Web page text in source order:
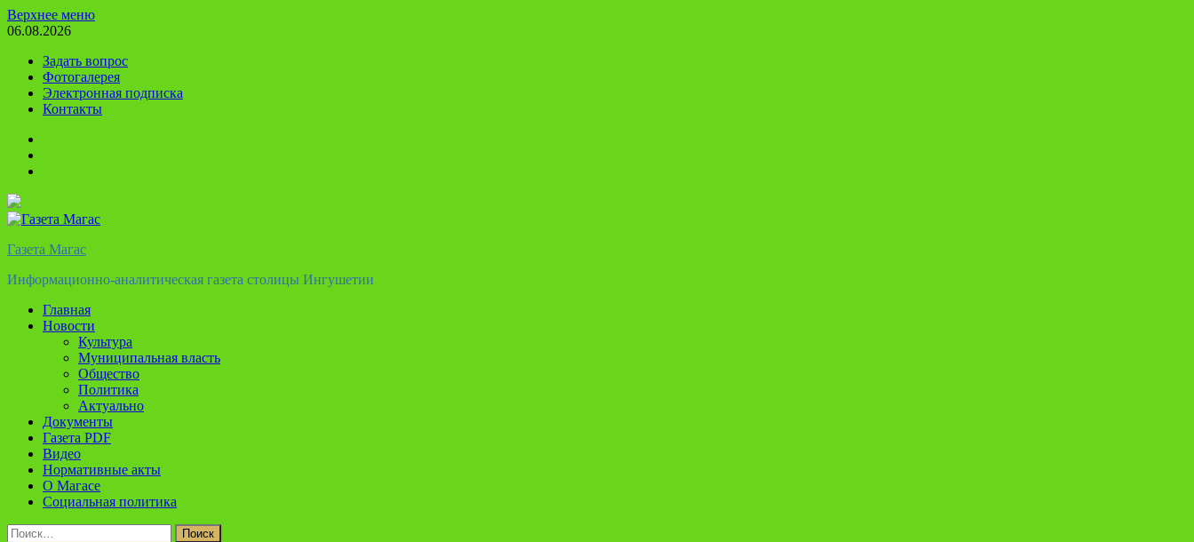
Перейти
к
Верхнее меню
06.08.2026
Задать вопрос
Фотогалерея
Электронная подписка
Контакты
Газета Магас
Информационно-аналитическая газета столицы Ингушетии
Главная
Новости
Культура
Муниципальная власть
Общество
Политика
Актуально
Документы
Газета PDF
Видео
Нормативные акты
О Магасе
Социальная политика
Найти: